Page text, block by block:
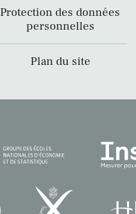
Protection des données
personnelles
Plan du site